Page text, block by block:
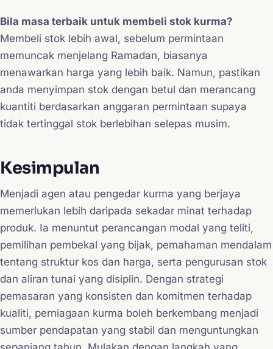
Bila masa terbaik untuk membeli stok kurma?
Membeli stok lebih awal, sebelum permintaan
memuncak menjelang Ramadan, biasanya
menawarkan harga yang lebih baik. Namun, pastikan
anda menyimpan stok dengan betul dan merancang
kuantiti berdasarkan anggaran permintaan supaya
tidak tertinggal stok berlebihan selepas musim.
Kesimpulan
Menjadi agen atau pengedar kurma yang berjaya
memerlukan lebih daripada sekadar minat terhadap
produk. Ia menuntut perancangan modal yang teliti,
pemilihan pembekal yang bijak, pemahaman mendalam
tentang struktur kos dan harga, serta pengurusan stok
dan aliran tunai yang disiplin. Dengan strategi
pemasaran yang konsisten dan komitmen terhadap
kualiti, perniagaan kurma boleh berkembang menjadi
sumber pendapatan yang stabil dan menguntungkan